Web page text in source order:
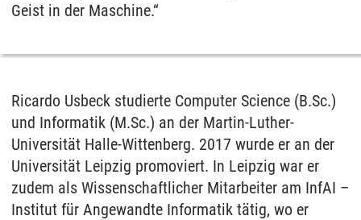
Geist in der Maschine.“
Ricardo Usbeck studierte Computer Science (B.Sc.)
und Informatik (M.Sc.) an der Martin-Luther-
Universität Halle-Wittenberg. 2017 wurde er an der
Universität Leipzig promoviert. In Leipzig war er
zudem als Wissenschaftlicher Mitarbeiter am InfAI –
Institut für Angewandte Informatik tätig, wo er